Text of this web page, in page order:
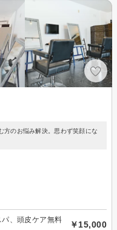
方のお悩み解決。思わず笑顔にな
、頭皮ケア無料
￥15,000